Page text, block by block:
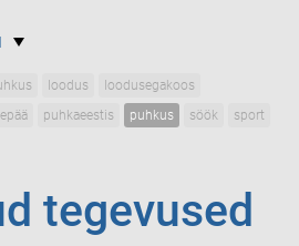
loodus
loodusegakoos
puhkaeestis puhkus söök
sport
tegevused